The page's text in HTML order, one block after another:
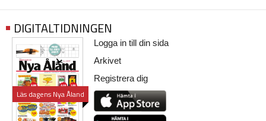
DIGITALTIDNINGEN
Läs dagens Nya Åland
Logga in till din sida
Arkivet
Registrera dig